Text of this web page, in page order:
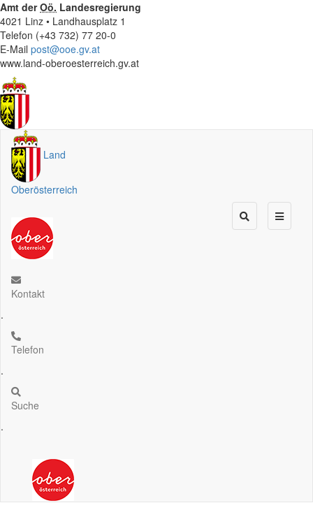
Amt derOö. Landesregierung
4021 Linz • Landhausplatz 1
Telefon (+43 732) 77 20-0
E-Mail post@ooe.gv.at
www.land-oberoesterreich.gv.at
Land
Oberösterreich
Kontakt
.
Telefon
.
Suche
.